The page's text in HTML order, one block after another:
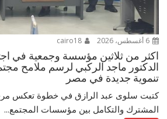
6 أغسطس، 2026 cairo18
اكثر من ثلاثين مؤسسة وجمعية في
الدكتور ماجد الركبي لرسم ملامح
تنموية جديدة في مصر
كتبت سلوى عبد الرازق في خطوة تعكس
المشترك والتكامل بين مؤسسات المجتمع...